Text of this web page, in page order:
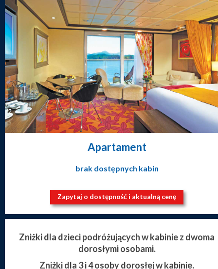
Apartament
brak dostępnych kabin
Zapytaj o dostępność i aktualną cenę
Zniżki dla dzieci podróżujących w kabinie z dwoma
dorosłymi osobami.
Zniżki dla 3 i 4 osoby dorosłej w kabinie.